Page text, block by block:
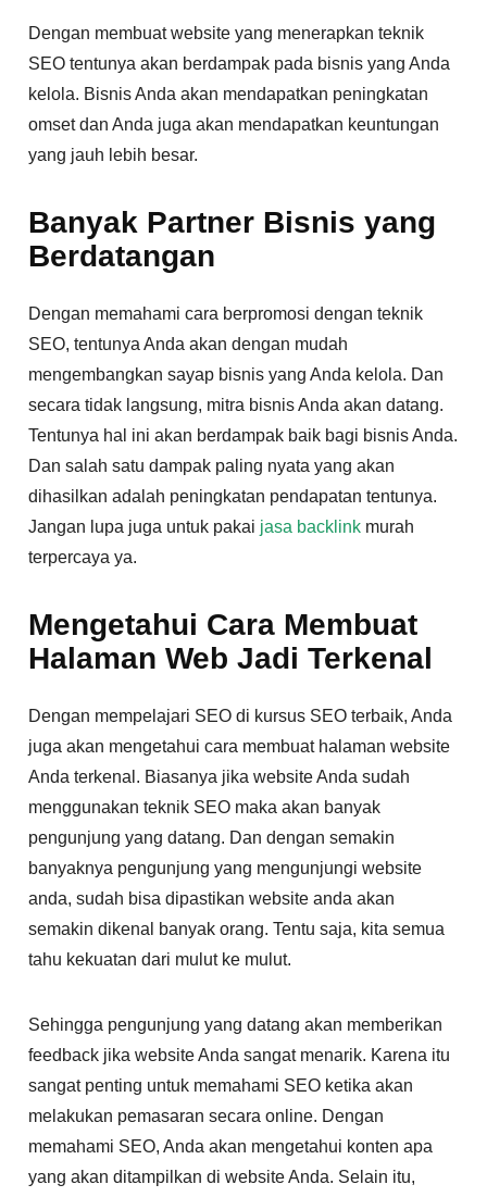
Dengan membuat website yang menerapkan teknik
SEO tentunya akan berdampak pada bisnis yang Anda
kelola. Bisnis Anda akan mendapatkan peningkatan
omset dan Anda juga akan mendapatkan keuntungan
yang jauh lebih besar.
Banyak Partner Bisnis yang
Berdatangan
Dengan memahami cara berpromosi dengan teknik
SEO, tentunya Anda akan dengan mudah
mengembangkan sayap bisnis yang Anda kelola. Dan
secara tidak langsung, mitra bisnis Anda akan datang.
Tentunya hal ini akan berdampak baik bagi bisnis Anda.
Dan salah satu dampak paling nyata yang akan
dihasilkan adalah peningkatan pendapatan tentunya.
Jangan lupa juga untuk pakai jasa backlink murah
terpercaya ya.
Mengetahui Cara Membuat
Halaman Web Jadi Terkenal
Dengan mempelajari SEO di kursus SEO terbaik, Anda
juga akan mengetahui cara membuat halaman website
Anda terkenal. Biasanya jika website Anda sudah
menggunakan teknik SEO maka akan banyak
pengunjung yang datang. Dan dengan semakin
banyaknya pengunjung yang mengunjungi website
anda, sudah bisa dipastikan website anda akan
semakin dikenal banyak orang. Tentu saja, kita semua
tahu kekuatan dari mulut ke mulut.
Sehingga pengunjung yang datang akan memberikan
feedback jika website Anda sangat menarik. Karena itu
sangat penting untuk memahami SEO ketika akan
melakukan pemasaran secara online. Dengan
memahami SEO, Anda akan mengetahui konten apa
yang akan ditampilkan di website Anda. Selain itu,